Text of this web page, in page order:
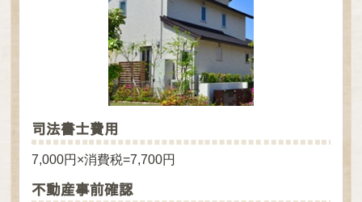
司法書士費用
7,000円×消費税=7,700円
不動産事前確認